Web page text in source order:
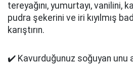
tereyağını, yumurtayı, vanilini,
pudra şekerini ve iri kıyılmış
karıştırın.
✔️ Kavurduğunuz soğuyan unu